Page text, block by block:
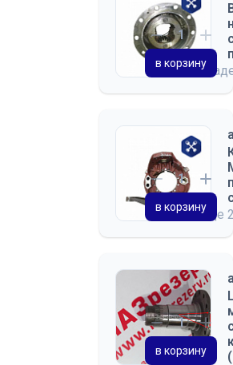
на
в корзину
на складе
в корзину
в корзину